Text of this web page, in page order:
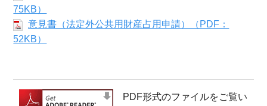
75KB）
意見書（法定外公共用財産占用申請）（PDF：
52KB）
PDF形式のファイルをご覧い